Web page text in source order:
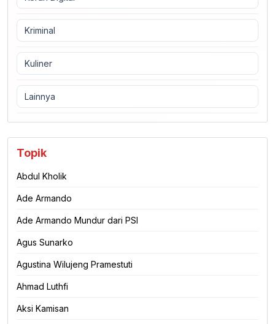
Kriminal
Kuliner
Lainnya
Topik
Abdul Kholik
Ade Armando
Ade Armando Mundur dari PSI
Agus Sunarko
Agustina Wilujeng Pramestuti
Ahmad Luthfi
Aksi Kamisan